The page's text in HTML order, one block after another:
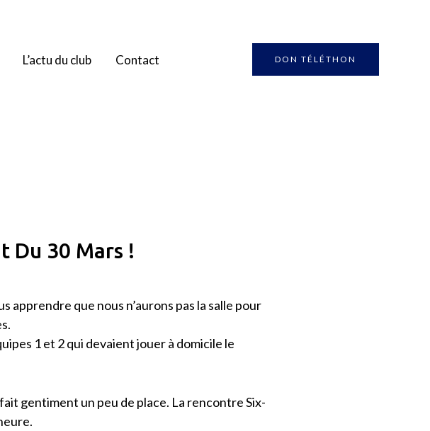
L’actu du club Contact DON TÉLÉTHON
Du 30 Mars !
apprendre que nous n’aurons pas la salle pour
1 et 2 qui devaient jouer à domicile le
gentiment un peu de place. La rencontre Six-